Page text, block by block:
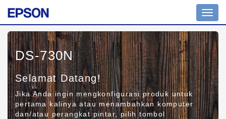
DS-730N
Selamat Datang!
Jika Anda ingin mengkonfigurasi produk untuk
pertama kalinya atau menambahkan komputer
dan/atau perangkat pintar, pilih tombol